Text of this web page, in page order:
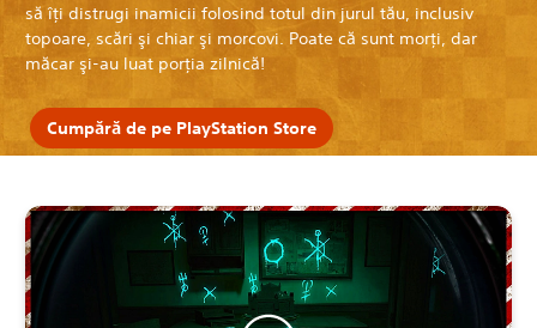
să îţi distrugi inamicii folosind totul din jurul tău, inclusiv
topoare, scări şi chiar şi morcovi. Poate că sunt morţi, dar
măcar şi-au luat porţia zilnică!
Cumpără de pe PlayStation Store